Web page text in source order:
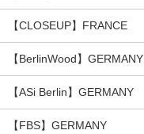
【CLOSEUP】FRANCE
【BerlinWood】GERMANY
【ASi Berlin】GERMANY
【FBS】GERMANY